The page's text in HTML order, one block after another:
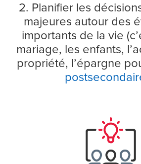
2. Planifier les
majeures autour des
importants de la vie
mariage, les enfants,
propriété, l’épargne